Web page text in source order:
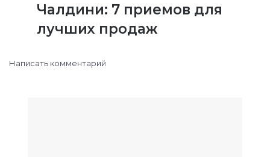
Чалдини: 7 приемов для
лучших продаж
Написать комментарий